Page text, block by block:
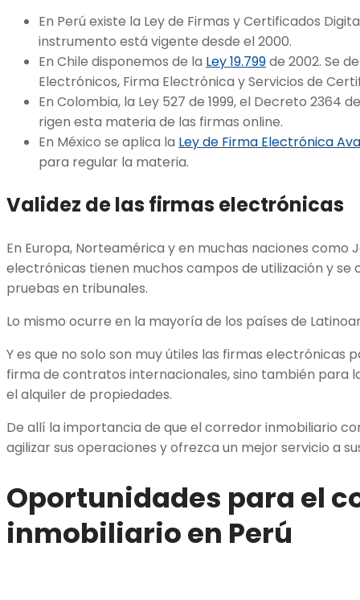
En Perú existe la Ley de Firmas y Certificados
instrumento está vigente desde el 2000.
En Chile disponemos de la Ley 19.799de 2002. Se
Electrónicos, Firma Electrónica y Servicios de
En Colombia, la Ley 527 de 1999, el Decreto 2364
rigen esta materia de las firmas online.
En México se aplica la Ley de Firma Electrónica
para regular la materia.
Validez de las firmas electrónicas
En Europa, Norteamérica y en muchas naciones como
electrónicas tienen muchos campos de utilización y se
pruebas en tribunales.
Lo mismo ocurre en la mayoría de los países de
Y es que no solo son muy útiles las firmas electrónicas
firma de contratos internacionales, sino también para
el alquiler de propiedades.
De allí la importancia de que el corredor inmobiliario
agilizar sus operaciones y ofrezca un mejor servicio a
Oportunidades para el
inmobiliario en Perú